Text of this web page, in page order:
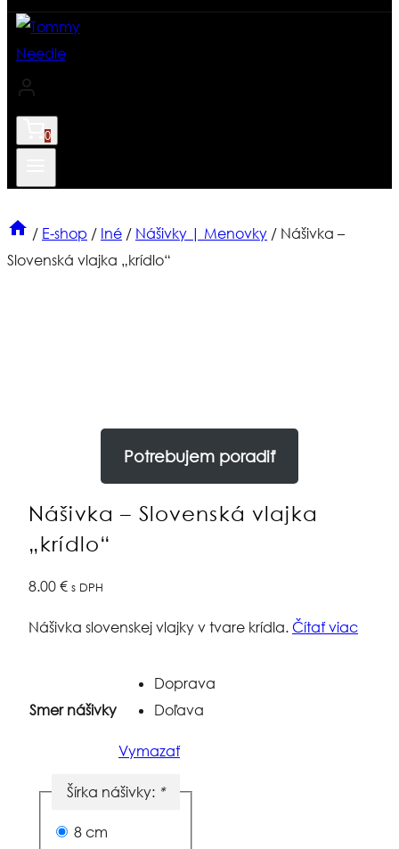
0
/ E-shop / Iné / Nášivky | Menovky / Nášivka –
Slovenská vlajka „krídlo“
Potrebujem poradiť
Nášivka – Slovenská vlajka
„krídlo“
8.00 € s DPH
Nášivka slovenskej vlajky v tvare krídla. Čítať viac
Smer nášivky
Doprava
Doľava
Vymazať
Šírka nášivky: *
8 cm